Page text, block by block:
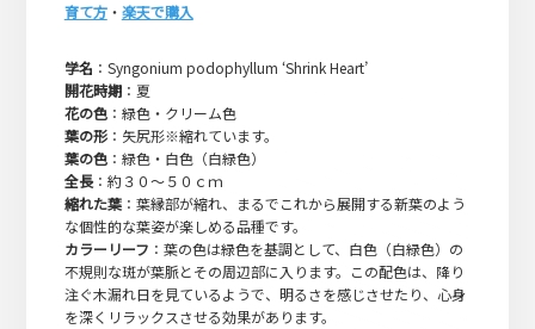
育て方・ 楽天で購入
学名 ：Syngonium podophyllum ‘Shrink Heart’
開花時期：夏
花の色：緑色・クリーム色
葉の形：矢尻形※縮れています。
葉の色：緑色・白色（白緑色）
全長：約３０～５０ｃｍ
縮れた葉：葉縁部が縮れ、まるでこれから展開する新葉のよう
な個性的な葉姿が楽しめる品種です。
カラーリーフ ：葉の色は緑色を基調として、白色（白緑色）の
不規則な斑が葉脈とその周辺部に入ります。この配色は、降り
注ぐ木漏れ日を見ているようで、明るさを感じさせたり、心身
を深くリラックスさせる効果があります。